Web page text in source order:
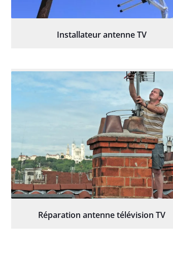
Installateur antenne TV
Réparation antenne télévision TV